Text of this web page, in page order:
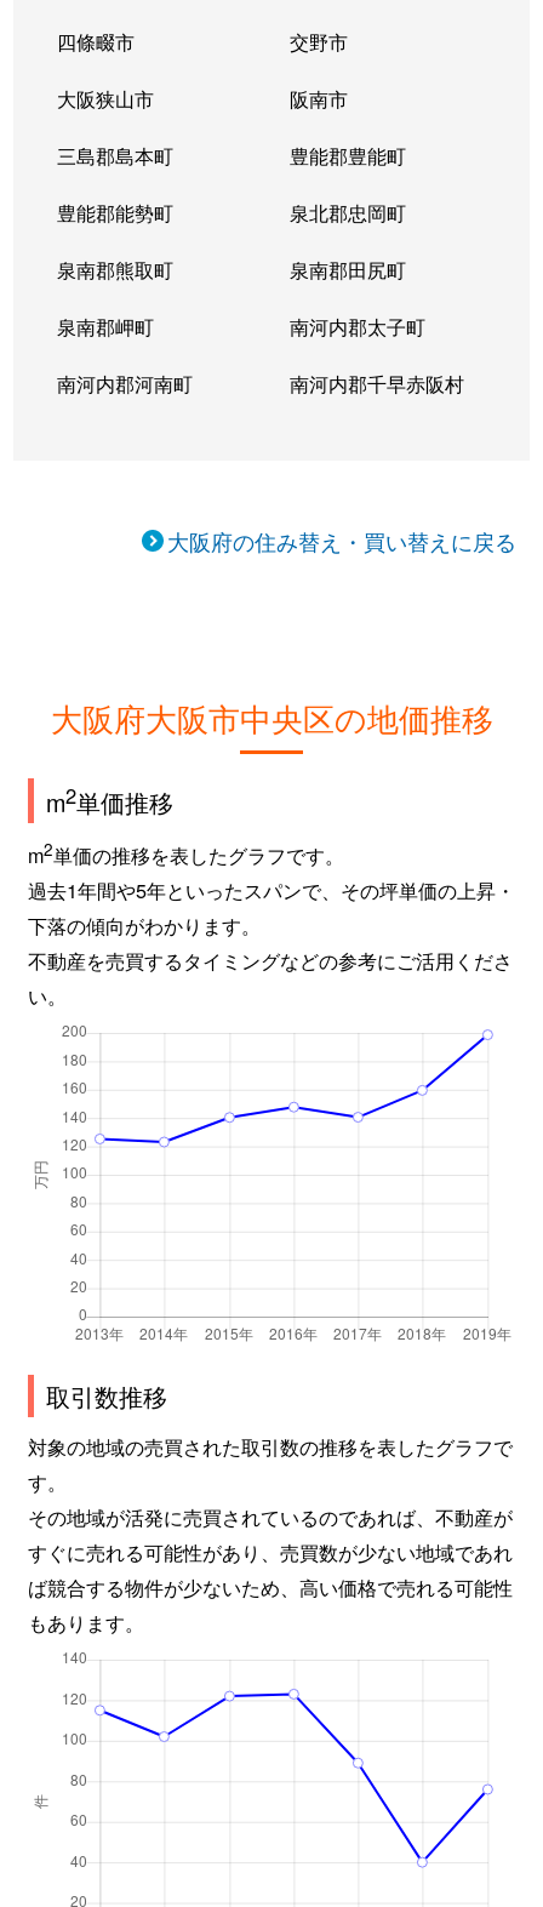
四條畷市 交野市
大阪狭山市 阪南市
三島郡島本町 豊能郡豊能町
豊能郡能勢町 泉北郡忠岡町
泉南郡熊取町 泉南郡田尻町
泉南郡岬町 南河内郡太子町
南河内郡河南町 南河内郡千早赤阪村
大阪府の住み替え・買い替えに戻る
大阪府大阪市中央区の地価推移
m2単価推移
m2単価の推移を表したグラフです。
過去1年間や5年といったスパンで、その坪単価の上昇・
下落の傾向がわかります。
不動産を売買するタイミングなどの参考にご活用くださ
い。
取引数推移
対象の地域の売買された取引数の推移を表したグラフで
す。
その地域が活発に売買されているのであれば、不動産が
すぐに売れる可能性があり、売買数が少ない地域であれ
ば競合する物件が少ないため、高い価格で売れる可能性
もあります。